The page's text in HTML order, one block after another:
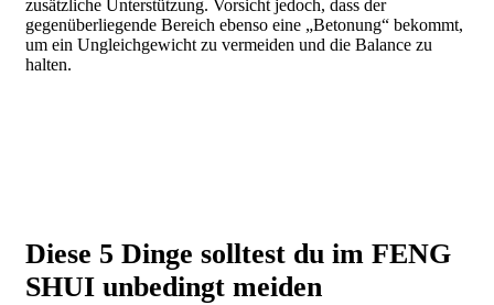
zusätzliche Unterstützung. Vorsicht jedoch, dass der
gegenüberliegende Bereich ebenso eine „Betonung“ bekommt,
um ein Ungleichgewicht zu vermeiden und die Balance zu
halten.
Diese 5 Dinge solltest du im FENG
SHUI unbedingt meiden